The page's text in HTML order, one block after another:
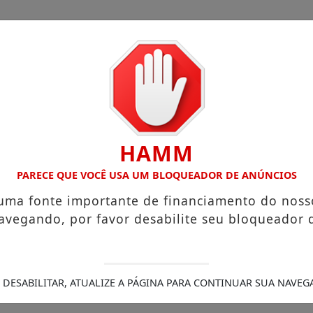
consolida 130 anos de história com foco em alta
eleições de 2026
A força do pensamento livre em
Ricardo Nunes e Tarcísio celebram avanço da
se política pública permanente
Fábrica de Itatiba
m2 conta com exposição de aviões, centro de
HAMM
PARECE QUE VOCÊ USA UM BLOQUEADOR DE ANÚNCIOS
fonte importante de financiamento do
por favor desabilite seu bloqueador
DESABILITAR, ATUALIZE A PÁGINA PARA CONTINUAR SUA